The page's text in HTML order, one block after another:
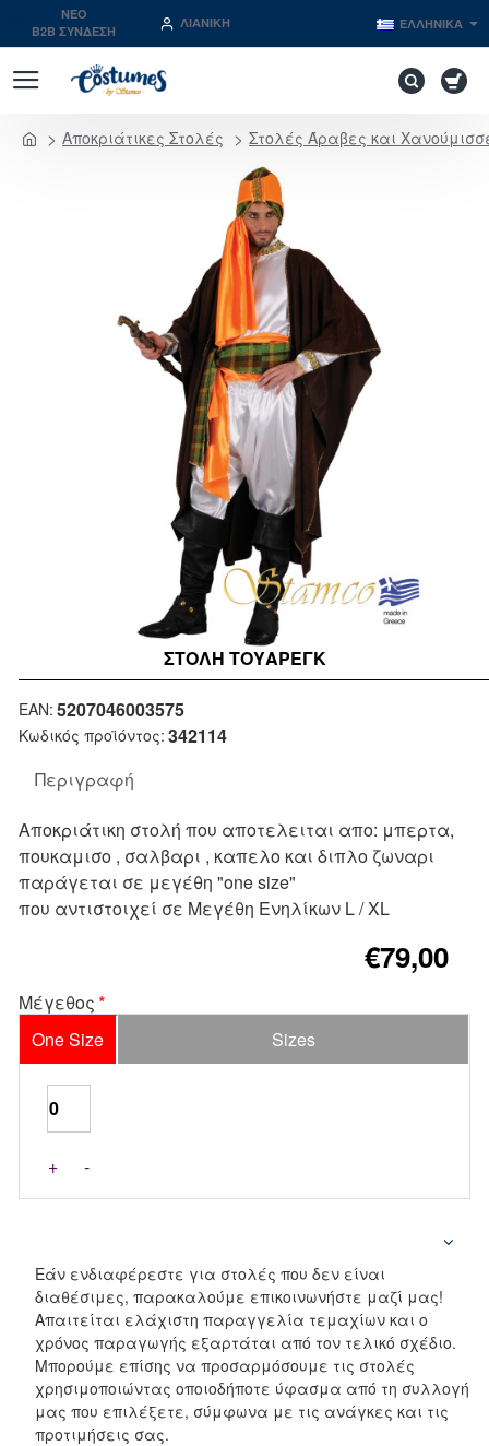
NEO
B2B ΣΥΝΔΕΣΗ
ΛΙΑΝΙΚΉ ΕΛΛΗΝΙΚΆ
Αποκριάτικες Στολές Στολές Άραβες και
ΣΤΟΛΉ ΤΟΥΑΡΕΓΚ
Περιγραφή
Αποκριάτικη στολή που αποτελειται απο: μπερτα,
πουκαμισο , σαλβαρι , καπελο και διπλο ζωναρι
παράγεται σε μεγέθη "one size"
που αντιστοιχεί σε Μεγέθη Ενηλίκων L / XL
Κωδικός προϊόντος: 342114
EAN: 5207046003575
€79,00
Μέγεθος
One Size
Sizes
+ -
Εάν ενδιαφέρεστε για στολές που δεν είναι
διαθέσιμες, παρακαλούμε επικοινωνήστε μαζί μας!
Απαιτείται ελάχιστη παραγγελία τεμαχίων και ο
χρόνος παραγωγής εξαρτάται από τον τελικό σχέδιο.
Μπορούμε επίσης να προσαρμόσουμε τις στολές
χρησιμοποιώντας οποιοδήποτε ύφασμα από τη συλλογή
μας που επιλέξετε, σύμφωνα με τις ανάγκες και τις
προτιμήσεις σας.